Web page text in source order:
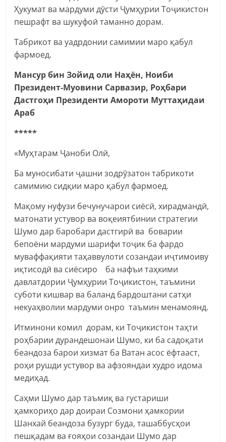
Ҳукумат ва мардуми дӯсти Ҷумҳурии Тоҷикистон
пешрафт ва шукуфоӣ таманно дорам.
Табрикот ва уадрдонии самимии маро қабул
фармоед.
Мансур бин Зойид оли Наҳён, Ноиби
Президент-Муовини Сарвазир, Роҳбари
Дастгоҳи Президенти Амороти Муттаҳидаи
Араб
*****
«Муҳтарам Ҷаноби Олӣ,
Ба муносибати ҷашни зодрӯзатон табрикоти
самимию сидқии маро қабул фармоед.
Мақому нуфузи бечунучарои сиёсӣ, хирадмандӣ,
матонати устувор ва воқеиятбинии стратегии
Шумо дар баробари дастгирӣ ва боварии
бепоёни мардуми шарифи тоҷик ба фардо
муваффақияти таҳаввулоти созандаи иҷтимоиву
иқтисодӣ ва сиёсиро ба нафъи таҳкими
давлатдории Ҷумҳурии Тоҷикистон, таъмини
суботи кишвар ва баланд бардоштани сатҳи
некуаҳволии мардуми онро таъмин менамоянд.
Итминони комил дорам, ки Тоҷикистон таҳти
роҳбарии дурандешонаи Шумо, ки ба садоқати
беандоза барои хизмат ба Ватан асос ёфтааст,
роҳи рушди устувор ва афзояндаи худро идома
медиҳад.
Саҳми Шумо дар таъмиқ ва густариши
ҳамкориҳо дар доираи Созмони ҳамкории
Шанхай беандоза бузург буда, ташаббусҳои
пешқадам ва ғояҳои созандаи Шумо дар